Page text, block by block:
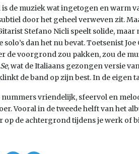
de muziek wat ingetogen en warm
door het geheel verweven zit.
Stefano Nicli speelt solide,
solo’s dan het nu bevat. Toetsenist
de voorgrond zou pakken, zou de
, wat de Italiaans gezongen versie
de band op zijn best. In de eigen
nummers vriendelijk, sfeervol en
Vooral in de tweede helft van het
op de achtergrond tijdens je werk of